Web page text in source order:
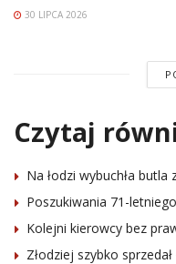
30 LIPCA 2026
Czytaj
Na łodzi wybuchła butla
Poszukiwania 71-
Kolejni kierowcy bez
Złodziej szybko